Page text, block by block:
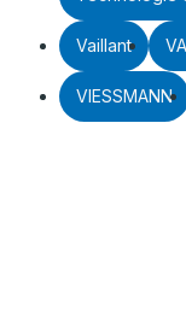
Vaillant
VIESSMANN